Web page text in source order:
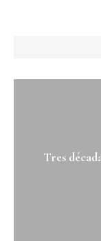
Tres